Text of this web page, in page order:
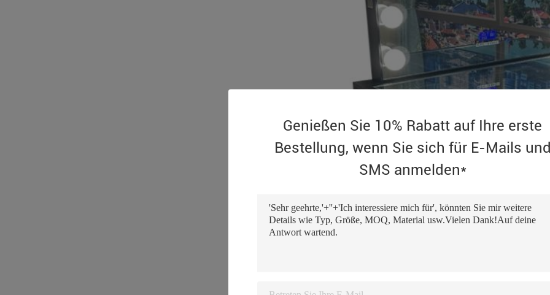
Genießen Sie 10% Rabatt auf Ihre erste
Bestellung, wenn Sie sich für E-Mails
SMS anmelden*